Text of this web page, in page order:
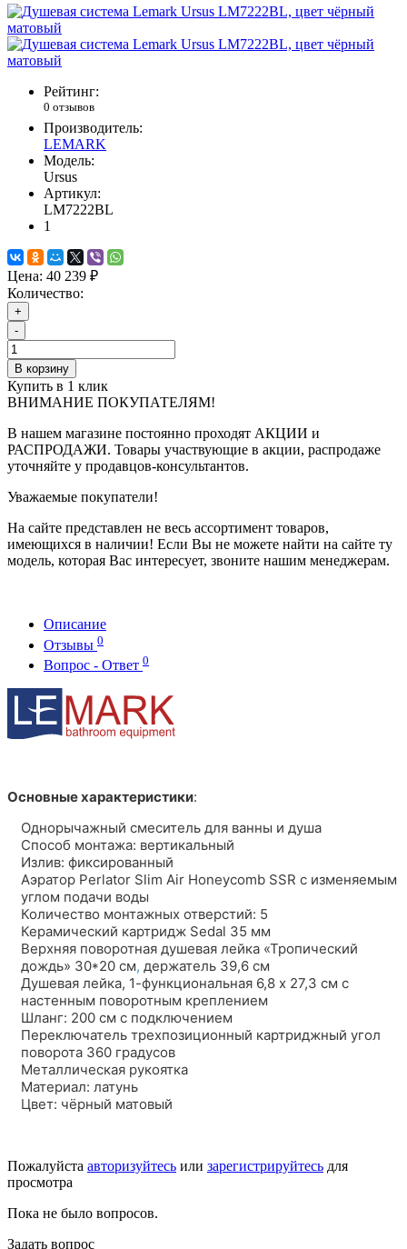
Рейтинг:
0 отзывов
Производитель:
LEMARK
Модель:
Ursus
Артикул:
LM7222BL
1
Цена: 40 239 ₽
Количество:
+
-
В корзину
Купить в 1 клик
ВНИМАНИЕ ПОКУПАТЕЛЯМ!
В нашем магазине постоянно проходят АКЦИИ и
РАСПРОДАЖИ. Товары участвующие в акции, распродаже
уточняйте у продавцов-консультантов.
Уважаемые покупатели!
На сайте представлен не весь ассортимент товаров,
имеющихся в наличии! Если Вы не можете найти на сайте ту
модель, которая Вас интересует, звоните нашим менеджерам.
Описание
Отзывы 0
Вопрос - Ответ 0
Основные характеристики:
Однорычажный cмеситель для ванны и душа
Способ монтажа: вертикальный
Излив: фиксированный
Аэратор Perlator Slim Air Honeycomb SSR с изменяемым
углом подачи воды
Количество монтажных отверстий: 5
Керамический картридж Sedal 35 мм
Верхняя поворотная душевая лейка «Тропический
дождь» 30*20 см, держатель 39,6 см
Душевая лейка, 1-функциональная 6,8 х 27,3 см с
настенным поворотным креплением
Шланг: 200 см с подключением
Переключатель трехпозиционный картриджный угол
поворота 360 градусов
Металлическая рукоятка
Материал: латунь
Цвет: чёрный матовый
Пожалуйста авторизуйтесь или зарегистрируйтесь для
просмотра
Пока не было вопросов.
Задать вопрос